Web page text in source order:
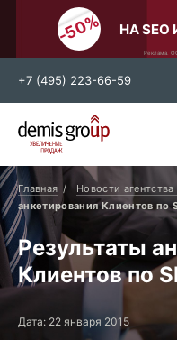
НА
Реклама.
+7 (495) 223-66-59
Выберите свой
Москва
Нижний Новгород
Воронеж
Новосибирск
Казань
Главная Новости
анкетирования Клиентов по
Результаты
Клиентов по
Дата: 22 января 2015